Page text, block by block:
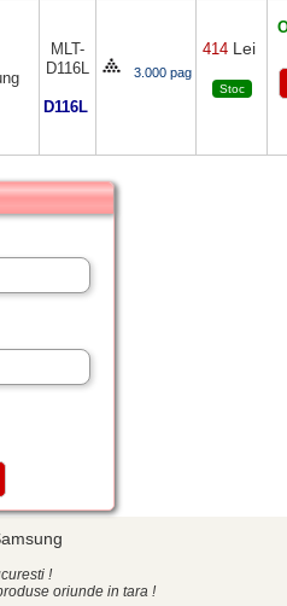
MLT-
D116L
D116L
3.000 pag
414 Lei
Stoc
!
oriunde in tara !